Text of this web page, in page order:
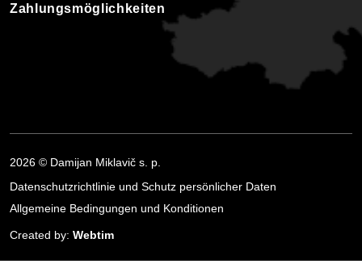
Zahlungsmöglichkeiten
2026 © Damijan Miklavič s. p.
Datenschutzrichtlinie und Schutz persönlicher Daten
Allgemeine Bedingungen und Konditionen
Created by: Webtim